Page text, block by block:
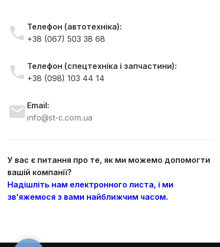
Телефон (автотехніка):
+38 (067) 503 38 68
Телефон (спецтехніка і запчастини):
+38 (098) 103 44 14
Email:
info@st-c.com.ua
У вас є питання про те, як ми можемо допомогти
вашій компанії?
Надішліть нам електронного листа, і ми
зв’яжемося з вами найближчим часом.